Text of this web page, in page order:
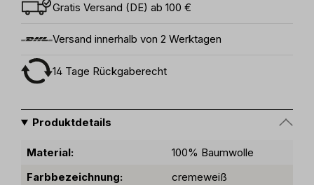
Gratis Versand (DE) ab 100 €
Versand innerhalb von 2 Werktagen
14 Tage Rückgaberecht
Produktdetails
Material:
100% Baumwolle
Farbbezeichnung:
cremeweiß